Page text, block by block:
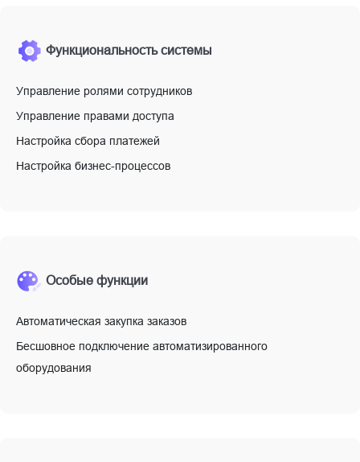
Функциональность системы
Управление ролями сотрудников
Управление правами доступа
Настройка сбора платежей
Настройка бизнес-процессов
Особые функции
Автоматическая закупка заказов
Бесшовное подключение автоматизированного
оборудования